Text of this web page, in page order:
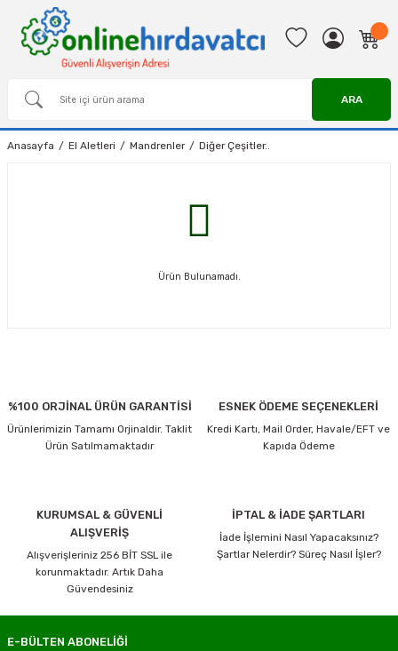
ARA
Anasayfa El Aletleri Mandrenler Diğer Çeşitler..
Ürün Bulunamadı.
%100 ORJİNAL ÜRÜN GARANTİSİ
Ürünlerimizin Tamamı Orjinaldir. Taklit
Ürün Satılmamaktadır
ESNEK ÖDEME SEÇENEKLERİ
Kredi Kartı, Mail Order, Havale/EFT ve
Kapıda Ödeme
KURUMSAL & GÜVENLİ
ALIŞVERİŞ
Alışverişleriniz 256 BİT SSL ile
korunmaktadır. Artık Daha
Güvendesiniz
İPTAL & İADE ŞARTLARI
İade İşlemini Nasıl Yapacaksınız?
Şartlar Nelerdir? Süreç Nasıl İşler?
E-BÜLTEN ABONELİĞİ